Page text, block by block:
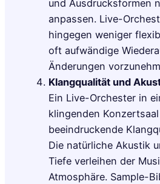
und Ausdrucksformen
anpassen. Live-
hingegen weniger
oft aufwändige
Änderungen
Klangqualität und
Ein Live-Orchester in
klingenden
beeindruckende
Die natürliche Akustik
Tiefe verleihen der
Atmosphäre. Sample-